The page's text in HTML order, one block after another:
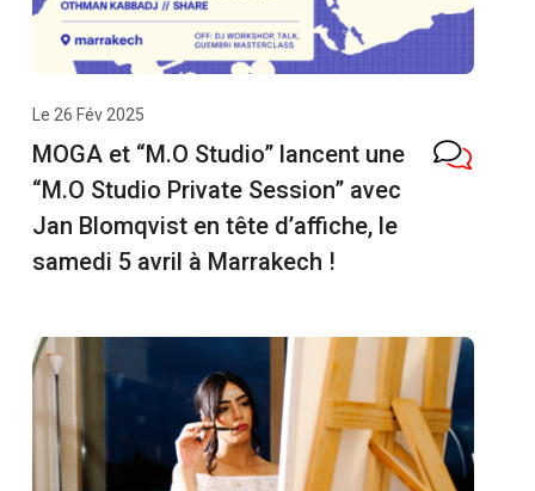
Le 26 Fév 2025
MOGA et “M.O Studio” lancent une
“M.O Studio Private Session” avec
Jan Blomqvist en tête d’affiche, le
samedi 5 avril à Marrakech !